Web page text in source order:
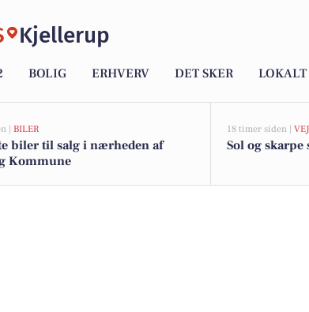
Kjellerup
BOLIG ERHVERV DET SKER
| BILER
biler til salg i nærheden af
Kommune
18 timer siden |
Sol og skarpe